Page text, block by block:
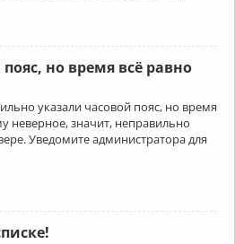
но время всё равно
указали часовой пояс, но время
неверное, значит, неправильно
Уведомите администратора для